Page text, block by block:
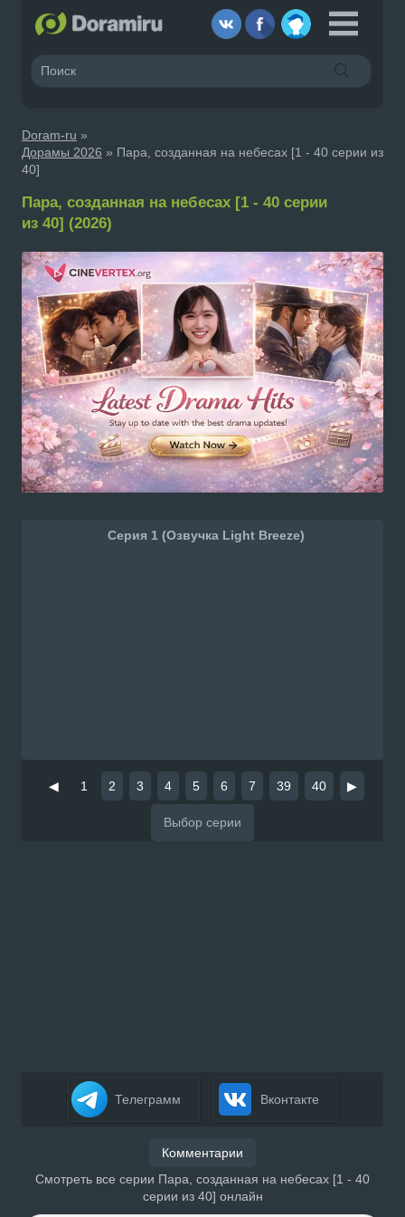
Doram-ru »
Дорамы 2026 » Пара, созданная на небесах [1 - 40 серии из
40]
Пара, созданная на небесах [1 - 40 серии
из 40] (2026)
Серия 1 (Озвучка Light Breeze)
◀ 1 2 3 4 5 6 7 39 40 ▶
Телеграмм Вконтакте
Комментарии
Смотреть все серии Пара, созданная на небесах [1 - 40
серии из 40] онлайн